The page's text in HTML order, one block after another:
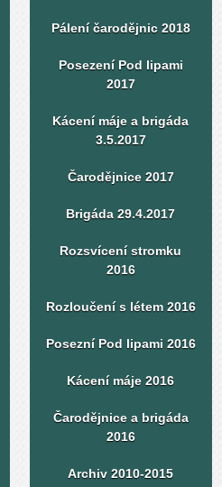
Pálení čarodějnic 2018
Posezení Pod lipami
2017
Kácení máje a brigáda
3.5.2017
Čarodějnice 2017
Brigáda 29.4.2017
Rozsvícení stromku
2016
Rozloučení s létem 2016
Posezní Pod lipami 2016
Kácení máje 2016
Čarodějnice a brigáda
2016
Archiv 2010-2015